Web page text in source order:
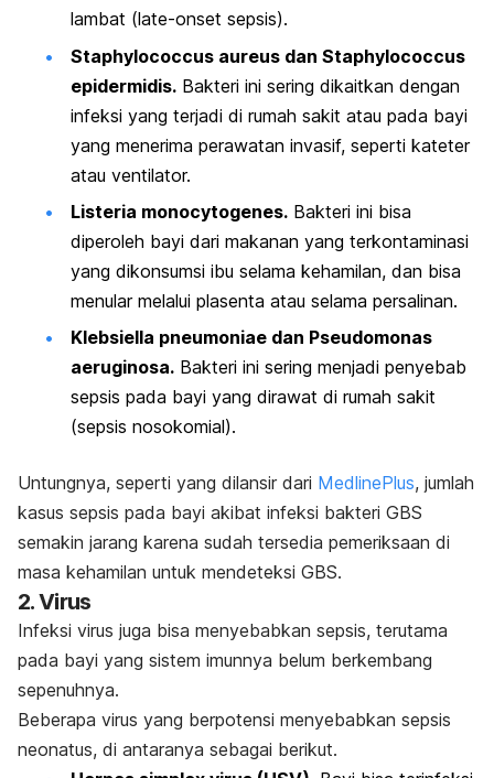
lambat (late-onset sepsis).
Staphylococcus aureus dan Staphylococcus
epidermidis. Bakteri ini sering dikaitkan dengan
infeksi yang terjadi di rumah sakit atau pada bayi
yang menerima perawatan invasif, seperti kateter
atau ventilator.
Listeria monocytogenes. Bakteri ini bisa
diperoleh bayi dari makanan yang terkontaminasi
yang dikonsumsi ibu selama kehamilan, dan bisa
menular melalui plasenta atau selama persalinan.
Klebsiella pneumoniae dan Pseudomonas
aeruginosa. Bakteri ini sering menjadi penyebab
sepsis pada bayi yang dirawat di rumah sakit
(sepsis nosokomial).
Untungnya, seperti yang dilansir dari MedlinePlus, jumlah
kasus sepsis pada bayi akibat infeksi bakteri GBS
semakin jarang karena sudah tersedia pemeriksaan di
masa kehamilan untuk mendeteksi GBS.
2.Virus
Infeksi virus juga bisa menyebabkan sepsis, terutama
pada bayi yang sistem imunnya belum berkembang
sepenuhnya.
Beberapa virus yang berpotensi menyebabkan sepsis
neonatus, di antaranya sebagai berikut.